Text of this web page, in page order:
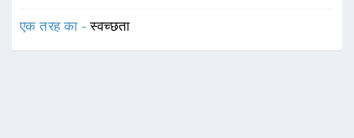
एक तरह का -स्वच्छता